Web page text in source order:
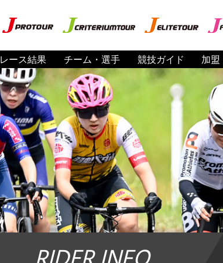
レース結果 チーム・選手 競技ガイド 加盟